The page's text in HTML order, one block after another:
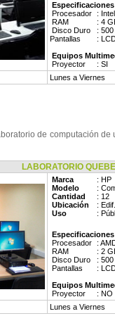
Procesador
:
RAM
: 4
Disco Duro
:
Pantallas
:
Equipos
Proyector
: SI
Lunes a Viernes
de computación
LABORATORIO
Marca
: HP
Modelo
:
Cantidad
: 12
Ubicación
:
Uso
:
Procesador
:
RAM
: 2
Disco Duro
:
Pantallas
:
Equipos
Proyector
: NO
Lunes a Viernes